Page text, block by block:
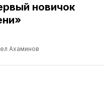
новичок
Ахаминов